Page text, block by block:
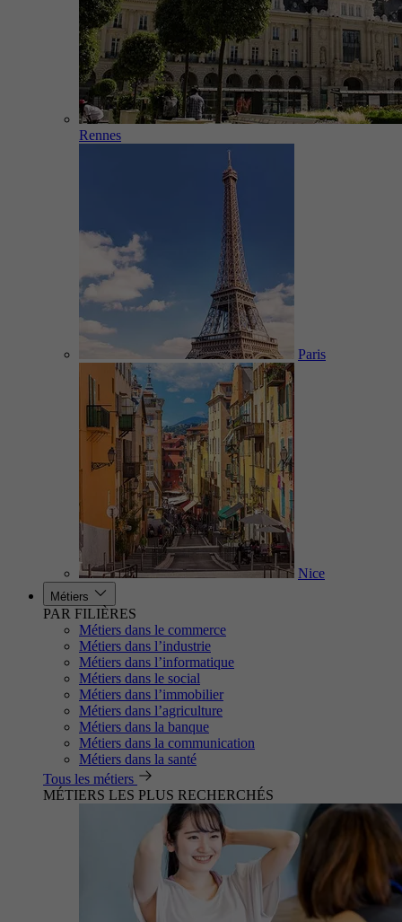
Rennes
Paris
Nice
Métiers
PAR FILIÈRES
Métiers dans le commerce
Métiers dans l’industrie
Métiers dans l’informatique
Métiers dans le social
Métiers dans l’immobilier
Métiers dans l’agriculture
Métiers dans la banque
Métiers dans la communication
Métiers dans la santé
Tous les métiers
MÉTIERS LES PLUS RECHERCHÉS